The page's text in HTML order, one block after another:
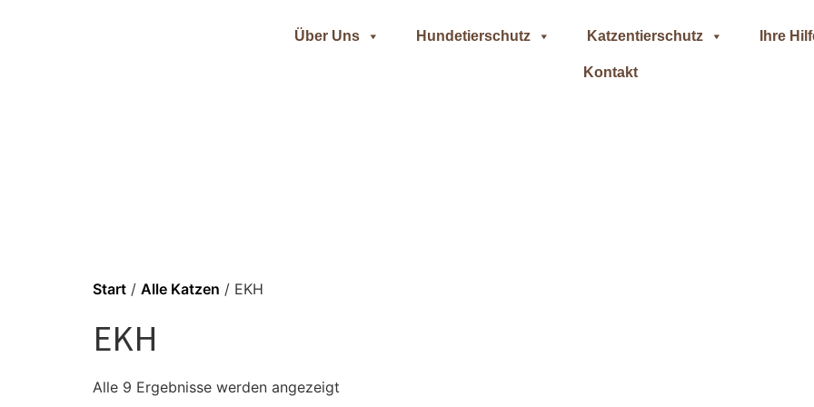
Über Uns Hundetierschutz Katzentierschutz Ihre
Kontakt
Start / Alle Katzen / EKH
EKH
Alle 9 Ergebnisse werden angezeigt